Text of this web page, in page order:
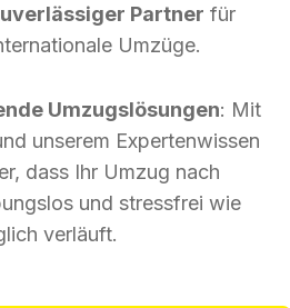
Partner für
Umzüge.
Umzugslösungen: Mit
unserem Expertenwissen
dass Ihr Umzug nach
und stressfrei wie
verläuft.